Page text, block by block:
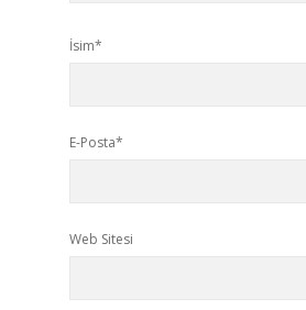
İsim*
E-Posta*
Web Sitesi